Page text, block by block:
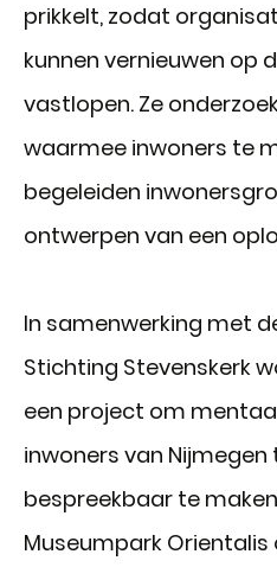
prikkelt, zodat
kunnen vernieuwen op
vastlopen. Ze
waarmee inwoners te
begeleiden
ontwerpen van een
In samenwerking met
Stichting Stevenskerk
een project om
inwoners van Nijmegen
bespreekbaar te
Museumpark Orientalis